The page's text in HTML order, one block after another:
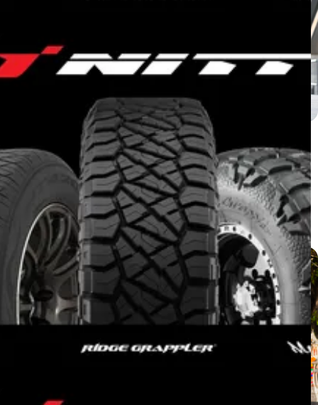
Isuzu MU-X ติดตั้ง NITTO RIDGE
GRAPPLER